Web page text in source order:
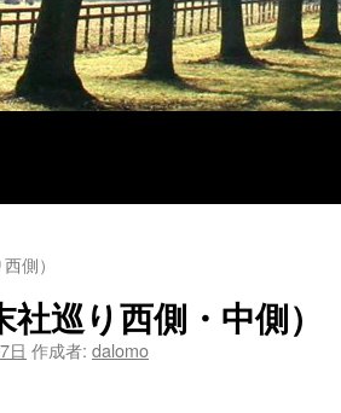
側）
巡り西側・中側）
日 作成者: dalomo